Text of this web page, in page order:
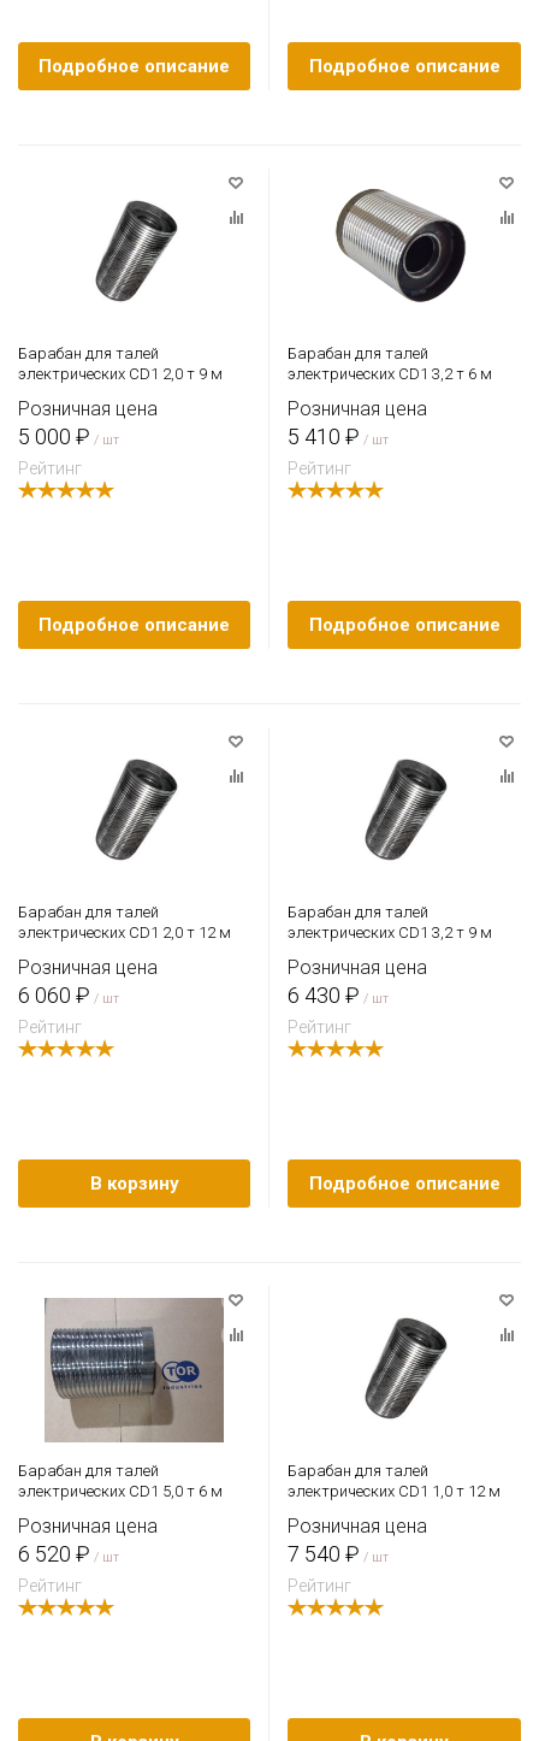
Подробное описание Подробное описание
Барабан для талей
электрических CD1 2,0 т 9 м
Розничная цена
5 000 ₽ / шт
Рейтинг
Подробное описание
Барабан для талей
электрических CD1 3,2 т 6 м
Розничная цена
5 410 ₽ / шт
Рейтинг
Подробное описание
Барабан для талей
электрических CD1 2,0 т 12 м
Розничная цена
6 060 ₽ / шт
Рейтинг
В корзину
Барабан для талей
электрических CD1 3,2 т 9 м
Розничная цена
6 430 ₽ / шт
Рейтинг
Подробное описание
Барабан для талей
электрических CD1 5,0 т 6 м
Розничная цена
6 520 ₽ / шт
Рейтинг
Барабан для талей
электрических CD1 1,0 т 12 м
Розничная цена
7 540 ₽ / шт
Рейтинг